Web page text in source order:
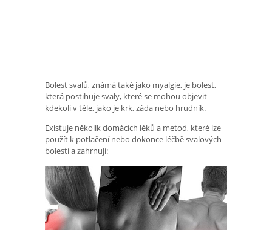
Bolest svalů, známá také jako myalgie, je bolest,
která postihuje svaly, které se mohou objevit
kdekoli v těle, jako je krk, záda nebo hrudník.
Existuje několik domácích léků a metod, které lze
použít k potlačení nebo dokonce léčbě svalových
bolestí a zahrnují: